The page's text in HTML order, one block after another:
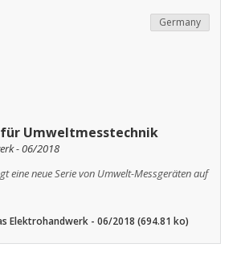
Germany
Umweltmesstechnik­
- 06/2018
eine neue Serie von Umwelt-Messgeräten auf
Elektrohandwerk - 06/2018 (694.81 ko)